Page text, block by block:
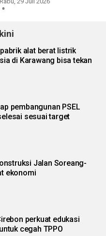
alat berat listrik
di Karawang bisa tekan
pembangunan PSEL
sesuai target
ekonomi
perkuat edukasi
cegah TPPO